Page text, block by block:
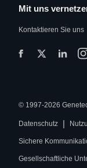
Mit uns
Kontaktieren Sie uns
© 1997-2026
Datenschutz |
Sichere
Gesellschaftliche